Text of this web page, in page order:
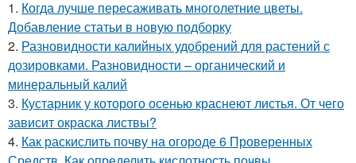
1. Когда лучше пересаживать многолетние цветы.
Добавление статьи в новую подборку
2. Разновидности калийных удобрений для растений с
дозировками. Разновидности – органический и
минеральный калий
3. Кустарник у которого осенью краснеют листья. От чего
зависит окраска листвы?
4. Как раскислить почву на огороде 6 Проверенных